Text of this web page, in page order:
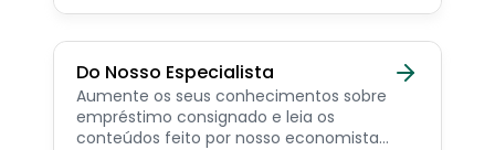
Do Nosso Especialista
Aumente os seus conhecimentos sobre
empréstimo consignado e leia os
conteúdos feito por nosso economista